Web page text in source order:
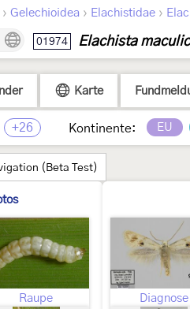
› Gelechioidea › Elachistidae ›
01974 Elachista
Karte
+26 Kontinente: EU
(Beta Test)
Raupe Diagnose